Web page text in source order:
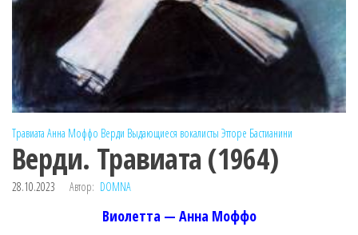
Травиата Анна Моффо Верди Выдающиеся вокалисты Этторе Бастианини
Верди. Травиата (1964)
28.10.2023 Автор: DOMNA
Виолетта — Анна Моффо